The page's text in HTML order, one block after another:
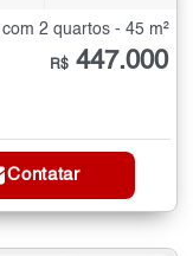
2 quartos - 45 m²
R$ 447.000
Contatar